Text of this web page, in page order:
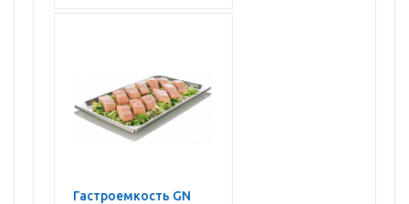
Гастроемкость GN